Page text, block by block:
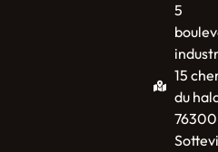
5
15
du
76300